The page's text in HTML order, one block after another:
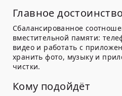
Главное достоинство
Сбалансированное
вместительной памяти:
видео и работать с
хранить фото, музыку и
чистки.
Кому подойдёт